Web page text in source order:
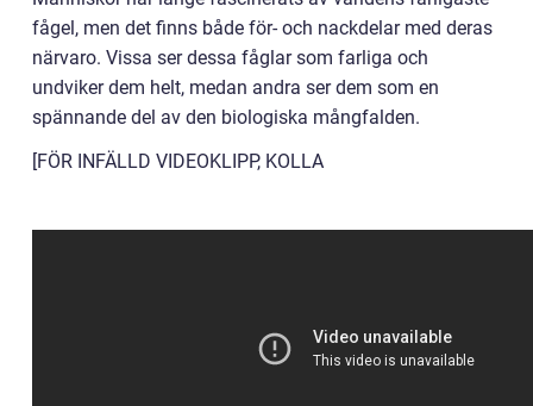
fågel, men det finns både för- och nackdelar med deras
närvaro. Vissa ser dessa fåglar som farliga och
undviker dem helt, medan andra ser dem som en
spännande del av den biologiska mångfalden.
[FÖR INFÄLLD VIDEOKLIPP, KOLLA